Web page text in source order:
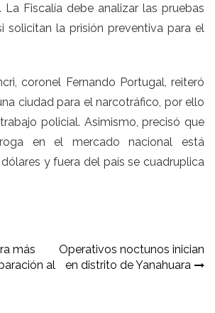
La Fiscalía debe analizar las pruebas
solicitan la prisión preventiva para el
coronel Fernando Portugal, reiteró
ciudad para el narcotráfico, por ello
policial. Asimismo, precisó que
en el mercado nacional está
y fuera del país se cuadruplica
más
al
Operativos noctunos inician
en distrito de Yanahuara